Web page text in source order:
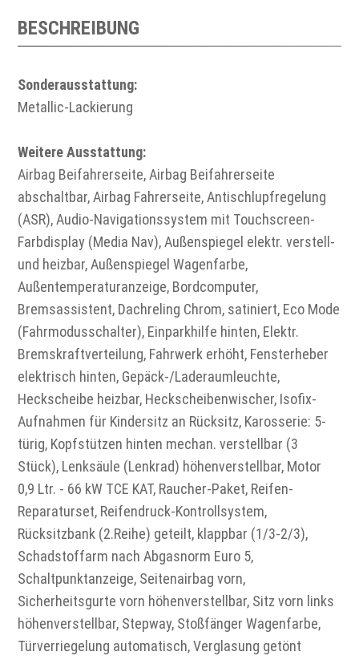
BESCHREIBUNG
Sonderausstattung:
Metallic-Lackierung
Weitere Ausstattung:
Airbag Beifahrerseite, Airbag Beifahrerseite
abschaltbar, Airbag Fahrerseite, Antischlupfregelung
(ASR), Audio-Navigationssystem mit Touchscreen-
Farbdisplay (Media Nav), Außenspiegel elektr. verstell-
und heizbar, Außenspiegel Wagenfarbe,
Außentemperaturanzeige, Bordcomputer,
Bremsassistent, Dachreling Chrom, satiniert, Eco Mode
(Fahrmodusschalter), Einparkhilfe hinten, Elektr.
Bremskraftverteilung, Fahrwerk erhöht, Fensterheber
elektrisch hinten, Gepäck-/Laderaumleuchte,
Heckscheibe heizbar, Heckscheibenwischer, Isofix-
Aufnahmen für Kindersitz an Rücksitz, Karosserie: 5-
türig, Kopfstützen hinten mechan. verstellbar (3
Stück), Lenksäule (Lenkrad) höhenverstellbar, Motor
0,9 Ltr. - 66 kW TCE KAT, Raucher-Paket, Reifen-
Reparaturset, Reifendruck-Kontrollsystem,
Rücksitzbank (2.Reihe) geteilt, klappbar (1/3-2/3),
Schadstoffarm nach Abgasnorm Euro 5,
Schaltpunktanzeige, Seitenairbag vorn,
Sicherheitsgurte vorn höhenverstellbar, Sitz vorn links
höhenverstellbar, Stepway, Stoßfänger Wagenfarbe,
Türverriegelung automatisch, Verglasung getönt